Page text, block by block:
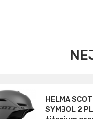
HELMA
SYMBOL 2